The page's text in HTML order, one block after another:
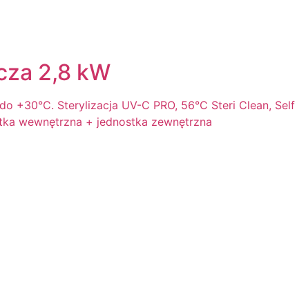
2,8 kW
+30°C. Sterylizacja UV-C PRO, 56°C Steri Clean, Self
wewnętrzna + jednostka zewnętrzna